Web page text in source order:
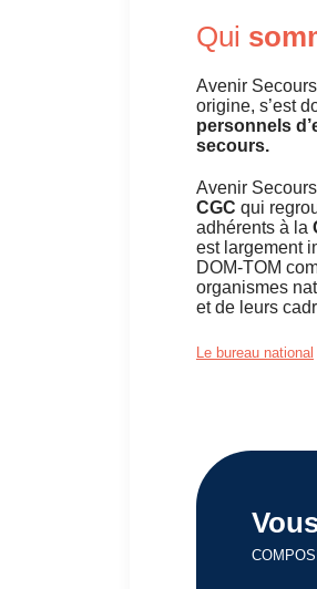
Qui
Avenir
origine, s’est
personnels
secours.
Avenir
CGC qui
adhérents à la
est largement
DOM-TOM
organismes
et de leurs
Le bureau national